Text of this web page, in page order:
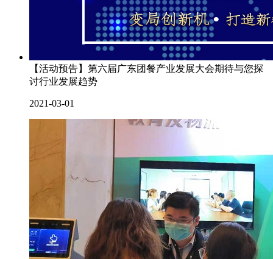
【活动预告】第六届广东团餐产业发展大会期待与您探
讨行业发展趋势
2021-03-01